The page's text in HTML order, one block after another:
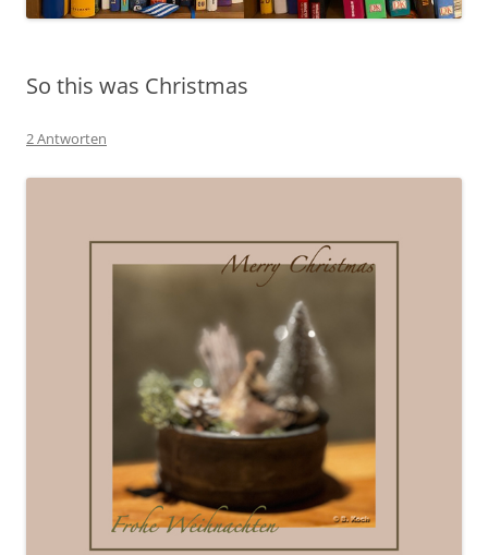
So this was Christmas
2 Antworten